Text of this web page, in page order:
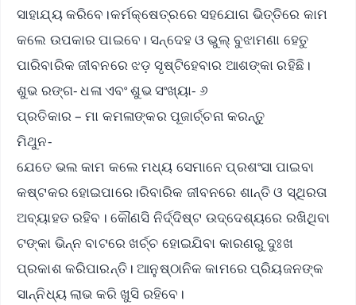
ସାହାଯ୍ୟ କରିବେ।କର୍ମକ୍ଷେତ୍ରରେ ସହଯୋଗ ଭିତ୍ତିରେ କାମ
କଲେ ଉପକାର ପାଇବେ। ସନ୍ଦେହ ଓ ଭୁଲ୍ ବୁଝାମଣା ହେତୁ
ପାରିବାରିକ ଜୀବନରେ ଝଡ଼ ସୃଷ୍ଟିହେବାର ଆଶଙ୍କା ରହିଛି।
ଶୁଭ ରଙ୍ଗ- ଧଳା ଏବଂ ଶୁଭ ସଂଖ୍ୟା- ୬
ପ୍ରତିକାର – ମା କମଳାଙ୍କର ପୂଜାର୍ଚ୍ଚନା କରନ୍ତୁ
ମିଥୁନ-
ଯେତେ ଭଲ କାମ କଲେ ମଧ୍ୟ ସେମାନେ ପ୍ରଶଂସା ପାଇବା
କଷ୍ଟକର ହୋଇପାରେ।ରିବାରିକ ଜୀବନରେ ଶାନ୍ତି ଓ ସ୍ଥିରତା
ଅବ୍ୟାହତ ରହିବ। କୌଣସି ନିର୍ଦ୍ଦିଷ୍ଟ ଉଦ୍ଦେଶ୍ୟରେ ରଖିଥିବା
ଟଙ୍କା ଭିନ୍ନ ବାଟରେ ଖର୍ଚ୍ଚ ହୋଇଯିବା କାରଣରୁ ଦୁଃଖ
ପ୍ରକାଶ କରିପାରନ୍ତି। ଆନୁଷ୍ଠାନିକ କାମରେ ପ୍ରିୟଜନଙ୍କ
ସାନ୍ନିଧ୍ୟ ଲାଭ କରି ଖୁସି ରହିବେ।